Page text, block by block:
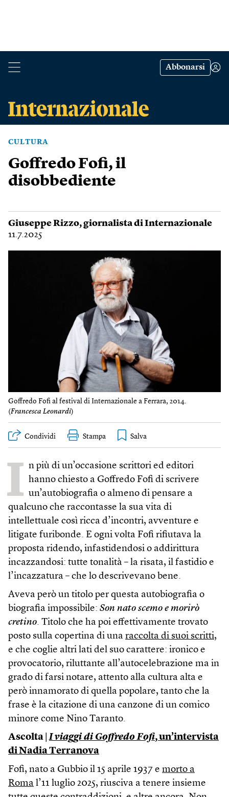
Abbonarsi
CULTURA
Goffredo Fofi, il
disobbediente
Giuseppe Rizzo, giornalista di Internazionale
11.7.2025
Goffredo Fofi al festival di Internazionale a Ferrara, 2014.
(Francesca Leonardi)
Condividi Stampa
I n più di un’occasione scrittori ed editori
hanno chiesto a Goffredo Fofi di scrivere
un’autobiografia o almeno di pensare a
qualcuno che raccontasse la sua vita di
intellettuale così ricca d’incontri, avventure e
litigate furibonde. E ogni volta Fofi rifiutava la
proposta ridendo, infastidendosi o addirittura
incazzandosi: tutte tonalità – la risata, il fastidio e
l’incazzatura – che lo descrivevano bene.
Aveva però un titolo per questa autobiografia o
biografia impossibile: Son nato scemo e morirò
cretino. Titolo che ha poi effettivamente trovato
posto sulla copertina di una raccolta di suoi scritti,
e che coglie altri lati del suo carattere: ironico e
provocatorio, riluttante all’autocelebrazione ma in
grado di farsi notare, attento alla cultura alta e
però innamorato di quella popolare, tanto che la
frase è la citazione di una canzone di un comico
minore come Nino Taranto.
Ascolta |I viaggi di Goffredo Fofi, un’intervista
di Nadia Terranova
Fofi, nato a Gubbio il 15 aprile 1937 e morto a
Roma l’11 luglio 2025, riusciva a tenere insieme